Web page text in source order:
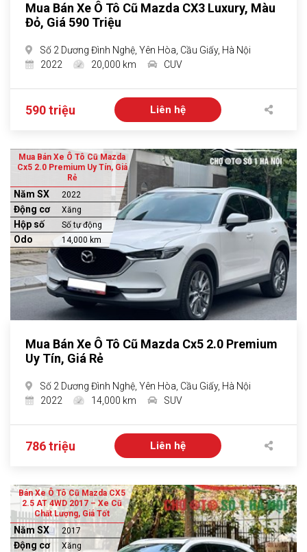
Mua Bán Xe Ô Tô Cũ Mazda CX3 Luxury, Màu
Đỏ, Giá 590 Triệu
Số 2 Dương Đình Nghệ, Yên Hòa, Cầu Giấy, Hà Nội
2022
20,000 km CUV
590 triệu Liên hệ
Mua Bán Xe Ô Tô Cũ Mazda
Cx5 2.0 Premium Uy Tín, Giá
Rẻ
Năm SX 2022
Động cơ Xăng
Hộp số Số tự động
Odo 14,000 km
Mua Bán Xe Ô Tô Cũ Mazda Cx5 2.0 Premium
Uy Tín, Giá Rẻ
Số 2 Dương Đình Nghệ, Yên Hòa, Cầu Giấy, Hà Nội
2022
14,000 km SUV
786 triệu Liên hệ
Bán Xe Ô Tô Cũ Mazda CX5
2.5 AT 4WD 2017 – Xe Cũ
Chất Lượng, Giá Tốt
Năm SX 2017
Động cơ Xăng